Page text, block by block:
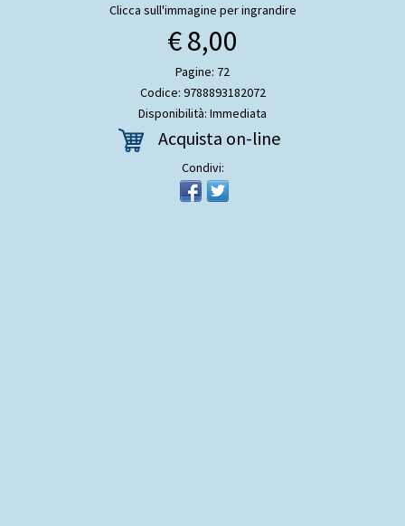
Clicca sull'immagine per ingrandire
€ 8,00
Pagine: 72
Codice: 9788893182072
Disponibilità: Immediata
Acquista on-line
Condivi: